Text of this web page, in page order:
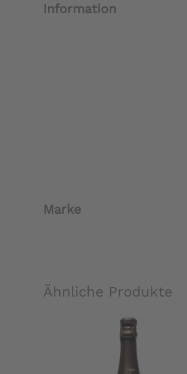
Information
Marke
Ähnliche Produkte